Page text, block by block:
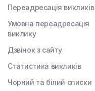
Переадресація викликів
Умовна переадресація
виклику
Дзвінок з сайту
Статистика викликів
Чорний та білий списки